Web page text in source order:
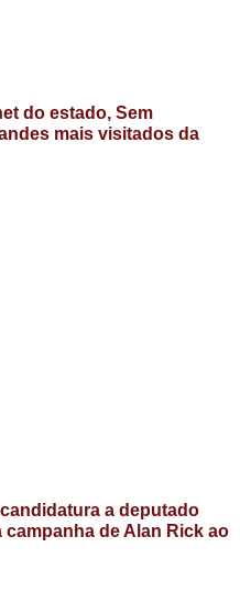
do estado, Sem
mais visitados da
a deputado
de Alan Rick ao